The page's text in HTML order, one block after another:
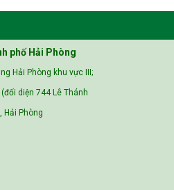
phố Hải Phòng
Hải Phòng khu vực III;
diện 744 Lê Thánh
Hải Phòng